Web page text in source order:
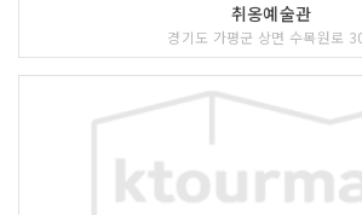
취옹예술관
경기도 가평군 상면 수목원로